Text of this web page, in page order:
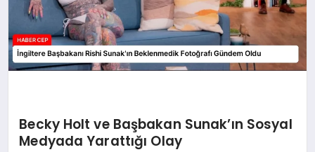
Becky Holt ve Başbakan Sunak’ın Sosyal
Medyada Yarattığı Olay